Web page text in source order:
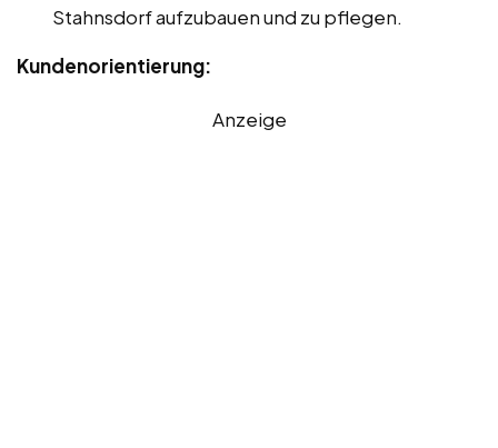
Stahnsdorf aufzubauen und zu pflegen.
Kundenorientierung:
Anzeige